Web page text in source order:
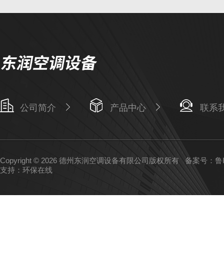
公司简介 产品中心 联系
Copyright © 2026 德州东润空调设备有限公司版权所有备案号：
支持： 环保在线